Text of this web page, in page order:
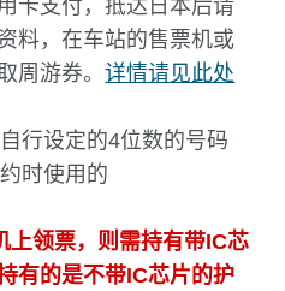
卡支付，抵达日本后请
料，在车站的售票机或
周游券。详情请见此处
行设定的4位数的号码
时使用的
上领票，则需持有带IC芯
有的是不带IC芯片的护